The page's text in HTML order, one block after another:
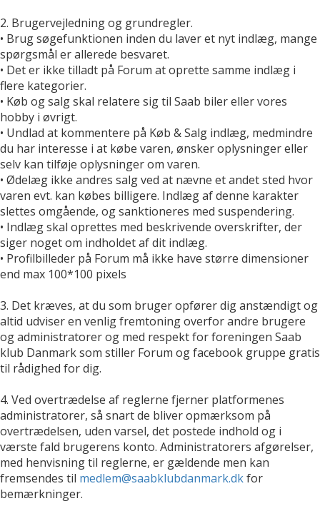
2. Brugervejledning og grundregler.
• Brug søgefunktionen inden du laver et nyt indlæg, mange
spørgsmål er allerede besvaret.
• Det er ikke tilladt på Forum at oprette samme indlæg i
flere kategorier.
• Køb og salg skal relatere sig til Saab biler eller vores
hobby i øvrigt.
• Undlad at kommentere på Køb & Salg indlæg, medmindre
du har interesse i at købe varen, ønsker oplysninger eller
selv kan tilføje oplysninger om varen.
• Ødelæg ikke andres salg ved at nævne et andet sted hvor
varen evt. kan købes billigere. Indlæg af denne karakter
slettes omgående, og sanktioneres med suspendering.
• Indlæg skal oprettes med beskrivende overskrifter, der
siger noget om indholdet af dit indlæg.
• Profilbilleder på Forum må ikke have større dimensioner
end max 100*100 pixels
3. Det kræves, at du som bruger opfører dig anstændigt og
altid udviser en venlig fremtoning overfor andre brugere
og administratorer og med respekt for foreningen Saab
klub Danmark som stiller Forum og facebook gruppe gratis
til rådighed for dig.
4. Ved overtrædelse af reglerne fjerner platformenes
administratorer, så snart de bliver opmærksom på
overtrædelsen, uden varsel, det postede indhold og i
værste fald brugerens konto. Administratorers afgørelser,
med henvisning til reglerne, er gældende men kan
fremsendes til medlem@saabklubdanmark.dkfor
bemærkninger.